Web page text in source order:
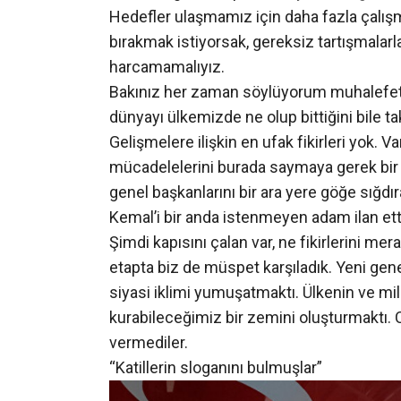
Hedefler ulaşmamız için daha fazla
bırakmak istiyorsak, gereksiz
harcamamalıyız.
Bakınız her zaman söylüyorum
dünyayı ülkemizde ne olup bittiğini bile
Gelişmelere ilişkin en ufak fikirleri yok.
mücadelelerini burada saymaya gerek
genel başkanlarını bir ara yere göğe
Kemal’i bir anda istenmeyen adam ilan
Şimdi kapısını çalan var, ne fikirlerini
etapta biz de müspet karşıladık. Yeni
siyasi iklimi yumuşatmaktı. Ülkenin ve
kurabileceğimiz bir zemini oluşturmaktı.
vermediler.
“Katillerin sloganını bulmuşlar”